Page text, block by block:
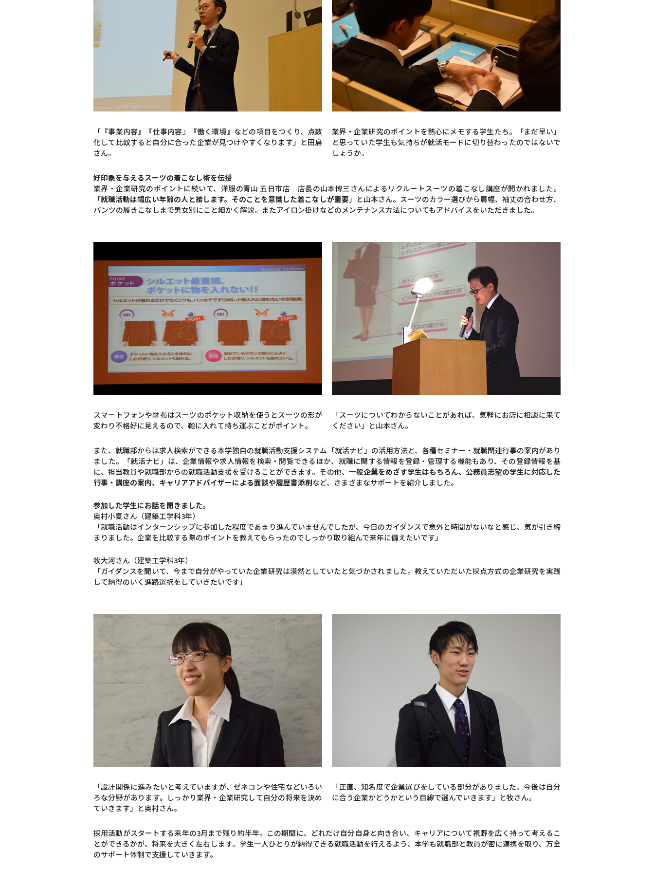
「『事業内容』『仕事内容』『働く環境』などの項目をつくり、点数
化して比較すると自分に合った企業が見つけやすくなります」と田島
さん。
業界・企業研究のポイントを熱心にメモする学生たち。「まだ早い」
と思っていた学生も気持ちが就活モードに切り替わったのではないで
しょうか。
好印象を与えるスーツの着こなし術を伝授
業界・企業研究のポイントに続いて、洋服の青山 五日市店 店長の山本博三さんによるリクルートスーツの着こなし講座が開かれました。
「就職活動は幅広い年齢の人と接します。そのことを意識した着こなしが重要」と山本さん。スーツのカラー選びから肩幅、袖丈の合わせ方、
パンツの履きこなしまで男女別にこと細かく解説。またアイロン掛けなどのメンテナンス方法についてもアドバイスをいただきました。
スマートフォンや財布はスーツのポケット収納を使うとスーツの形が
変わり不格好に見えるので、鞄に入れて持ち運ぶことがポイント。
「スーツについてわからないことがあれば、気軽にお店に相談に来て
ください」と山本さん。
また、就職部からは求人検索ができる本学独自の就職活動支援システム「就活ナビ」の活用方法と、各種セミナー・就職関連行事の案内があり
ました。「就活ナビ」は、企業情報や求人情報を検索・閲覧できるほか、就職に関する情報を登録・管理する機能もあり、その登録情報を基
に、担当教員や就職部からの就職活動支援を受けることができます。その他、 一般企業をめざす学生はもちろん、公務員志望の学生に対応した
行事・講座の案内、キャリアアドバイザーによる面談や履歴書添削など、さまざまなサポートを紹介しました。
参加した学生にお話を聞きました。
奥村小夏さん（建築工学科3年）
「就職活動はインターンシップに参加した程度であまり進んでいませんでしたが、今日のガイダンスで意外と時間がないなと感じ、気が引き締
まりました。企業を比較する際のポイントを教えてもらったのでしっかり取り組んで来年に備えたいです」
牧大河さん（建築工学科3年）
「ガイダンスを聞いて、今まで自分がやっていた企業研究は漠然としていたと気づかされました。教えていただいた採点方式の企業研究を実践
して納得のいく進路選択をしていきたいです」
「設計関係に進みたいと考えていますが、ゼネコンや住宅などいろい
ろな分野があります。しっかり業界・企業研究して自分の将来を決め
ていきます」と奥村さん。
「正直、知名度で企業選びをしている部分がありました。今後は自分
に合う企業かどうかという目線で選んでいきます」と牧さん。
採用活動がスタートする来年の3月まで残り約半年。この期間に、どれだけ自分自身と向き合い、キャリアについて視野を広く持って考えるこ
とができるかが、将来を大きく左右します。学生一人ひとりが納得できる就職活動を行えるよう、本学も就職部と教員が密に連携を取り、万全
のサポート体制で支援していきます。